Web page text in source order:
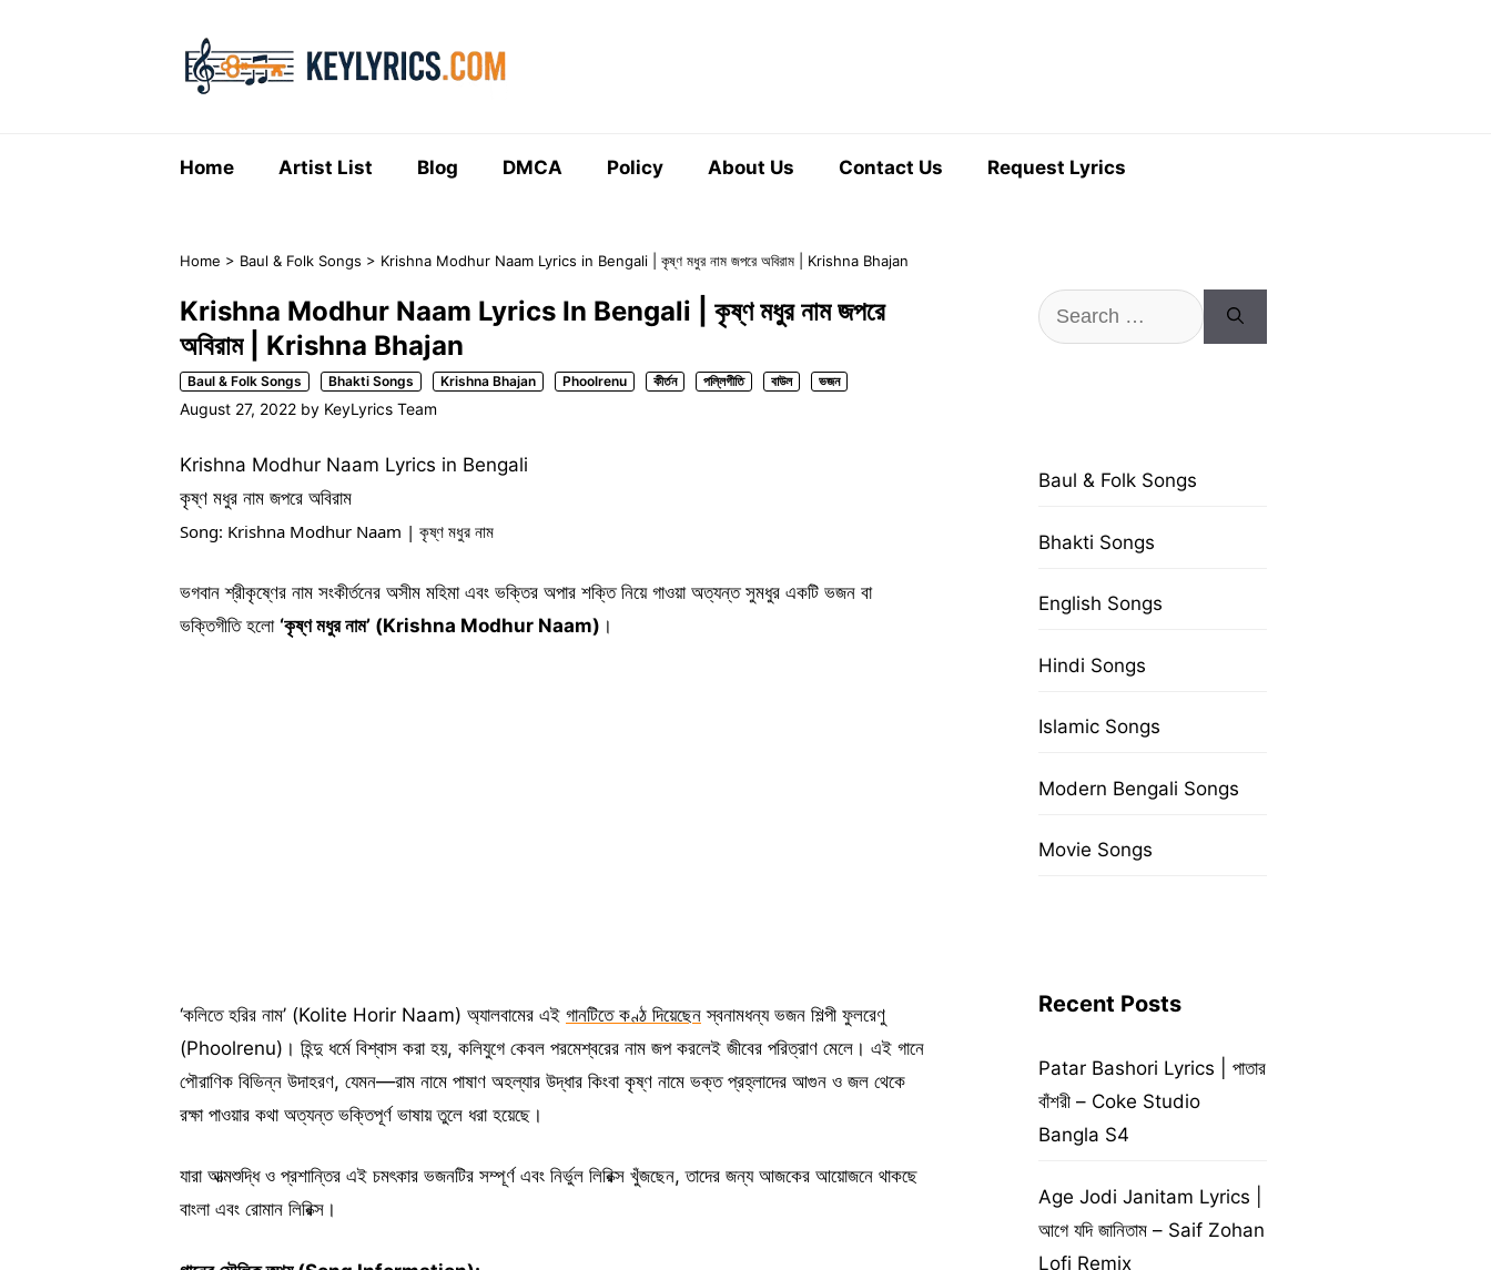
Home Artist List Blog DMCA Policy About Us Contact Us Request Lyrics
Home > Baul & Folk Songs > Krishna Modhur Naam Lyrics in Bengali | কৃষ্ণ মধুর নাম জপরে অবিরাম | Krishna Bhajan
Krishna Modhur Naam Lyrics In Bengali | কৃষ্ণ মধুর নাম জপরে
অবিরাম | Krishna Bhajan
Baul & Folk Songs Bhakti Songs Krishna Bhajan Phoolrenu কীর্তন পল্লিগীতি বাউল ভজন
August 27, 2022 by KeyLyrics Team
Krishna Modhur Naam Lyrics in Bengali
কৃষ্ণ মধুর নাম জপরে অবিরাম
Song: Krishna Modhur Naam | কৃষ্ণ মধুর নাম
ভগবান শ্রীকৃষ্ণের নাম সংকীর্তনের অসীম মহিমা এবং ভক্তির অপার শক্তি নিয়ে গাওয়া অত্যন্ত সুমধুর একটি ভজন বা
ভক্তিগীতি হলো ‘কৃষ্ণ মধুর নাম’ (Krishna Modhur Naam) ।
‘কলিতে হরির নাম’ (Kolite Horir Naam) অ্যালবামের এই গানটিতে কণ্ঠ দিয়েছেন স্বনামধন্য ভজন শিল্পী ফুলরেণু
(Phoolrenu)। হিন্দু ধর্মে বিশ্বাস করা হয়, কলিযুগে কেবল পরমেশ্বরের নাম জপ করলেই জীবের পরিত্রাণ মেলে। এই গানে
পৌরাণিক বিভিন্ন উদাহরণ, যেমন—রাম নামে পাষাণ অহল্যার উদ্ধার কিংবা কৃষ্ণ নামে ভক্ত প্রহ্লাদের আগুন ও জল থেকে
রক্ষা পাওয়ার কথা অত্যন্ত ভক্তিপূর্ণ ভাষায় তুলে ধরা হয়েছে।
যারা আত্মশুদ্ধি ও প্রশান্তির এই চমৎকার ভজনটির সম্পূর্ণ এবং নির্ভুল লিরিক্স খুঁজছেন, তাদের জন্য আজকের আয়োজনে থাকছে
বাংলা এবং রোমান লিরিক্স।
Search
for:
Baul & Folk Songs
Bhakti Songs
English Songs
Hindi Songs
Islamic Songs
Modern Bengali Songs
Movie Songs
Recent Posts
Patar Bashori Lyrics | পাতার
বাঁশরী – Coke Studio
Bangla S4
Age Jodi Janitam Lyrics |
আগে যদি জানিতাম – Saif Zohan
Lofi Remix